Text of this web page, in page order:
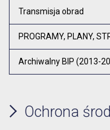
Transmisja obrad
PROGRAMY, PLANY,
Archiwalny BIP (2013-
Ochrona